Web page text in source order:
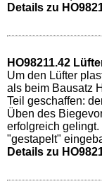
Details zu
HO98211.42
Um den Lüfter
als beim Bausatz
Teil geschaffen:
Üben des
erfolgreich
"gestapelt"
Details zu